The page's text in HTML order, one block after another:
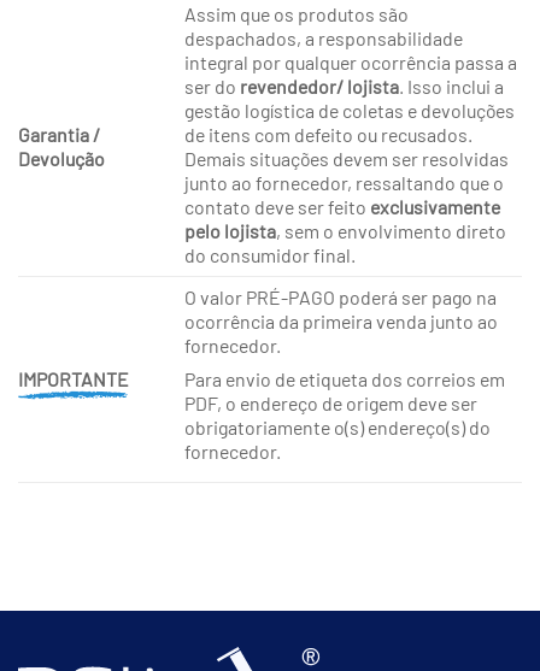
Garantia /
Devolução
Assim que os produtos são
despachados, a responsabilidade
integral por qualquer ocorrência passa a
ser do revendedor/ lojista. Isso inclui a
gestão logística de coletas e devoluções
de itens com defeito ou recusados.
Demais situações devem ser resolvidas
junto ao fornecedor, ressaltando que o
contato deve ser feito exclusivamente
pelo lojista, sem o envolvimento direto
do consumidor final.
IMPORTANTE
O valor PRÉ-PAGO poderá ser pago na
ocorrência da primeira venda junto ao
fornecedor.
Para envio de etiqueta dos correios em
PDF, o endereço de origem deve ser
obrigatoriamente o(s) endereço(s) do
fornecedor.